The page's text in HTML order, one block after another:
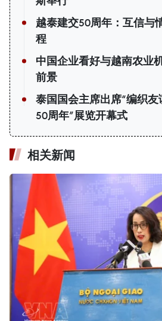
越泰建交50周年：互信与
程
中国企业看好与越南农业
前景
泰国国会主席出席“编织
50周年”展览开幕式
相关新闻